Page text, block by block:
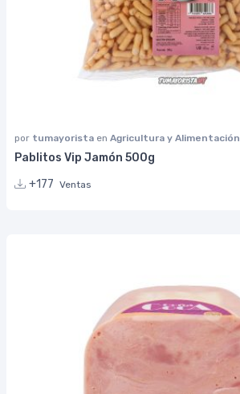
por tumayorista en Agricultura y Alimentación
Pablitos Vip Jamón 500g
+177 Ventas